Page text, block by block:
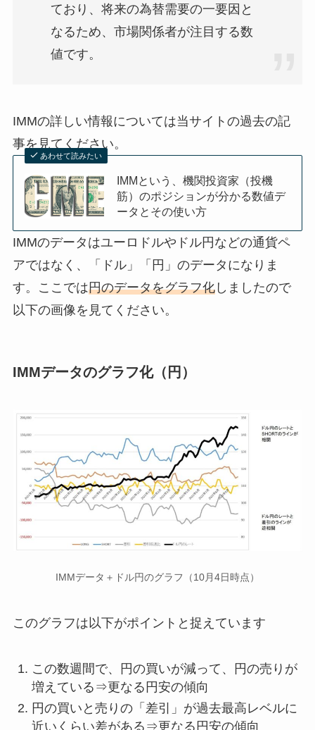
ており、将来の為替需要の一要因と
なるため、市場関係者が注目する数
値です。
IMMの詳しい情報については当サイトの過去の記
事を見てください。
あわせて読みたい
IMMという、機関投資家（投機
筋）のポジションが分かる数値デ
ータとその使い方
IMMのデータはユーロドルやドル円などの通貨ペ
アではなく、「ドル」「円」のデータになりま
す。ここでは円のデータをグラフ化しましたので
以下の画像を見てください。
IMMデータのグラフ化（円）
IMMデータ＋ドル円のグラフ（10月4日時点）
このグラフは以下がポイントと捉えています
この数週間で、円の買いが減って、円の売りが
増えている⇒更なる円安の傾向
円の買いと売りの「差引」が過去最高レベルに
近いくらい差がある⇒更なる円安の傾向